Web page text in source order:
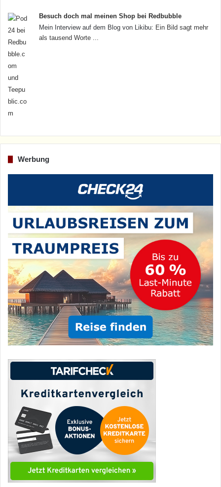
Besuch doch mal meinen Shop bei Redbubble
Mein Interview auf dem Blog von Likibu: Ein Bild sagt mehr
als tausend Worte ...
Werbung